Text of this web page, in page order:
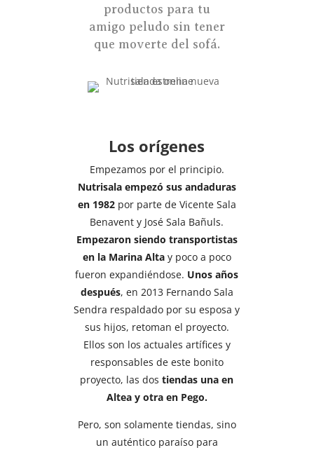
productos para tu
amigo peludo sin tener
que moverte del sofá.
Los orígenes
Empezamos por el principio.
Nutrisala empezó sus andaduras
en 1982por parte de Vicente Sala
Benavent y José Sala Bañuls.
Empezaron siendo transportistas
en la Marina Altay poco a poco
fueron expandiéndose. Unos años
después, en 2013 Fernando Sala
Sendra respaldado por su esposa y
sus hijos, retoman el proyecto.
Ellos son los actuales artífices y
responsables de este bonito
proyecto, las dostiendas una en
Altea y otra en Pego.
Pero, son solamente tiendas, sino
un auténtico paraíso para